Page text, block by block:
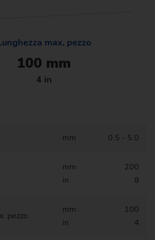
max. pezzo
100 mm
4 in
mm 0.5 - 5.0
mm
in
200
8
pezzo
mm
in
100
4